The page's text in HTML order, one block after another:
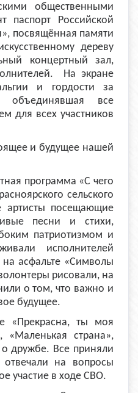
общественными
Российской
посвящённая памяти
дереву
концертный зал,
На экране
и гордости за
объединявшая все
для всех участников
и будущее нашей
программа «С чего
сельского
артисты посещающие
песни и стихи,
патриотизмом и
исполнителей
асфальте «Символы
рисовали, на
о том, что важно и
будущее.
«Прекрасна, ты моя
«Маленькая страна»,
дружбе. Все приняли
на вопросы
участие в ходе СВО.